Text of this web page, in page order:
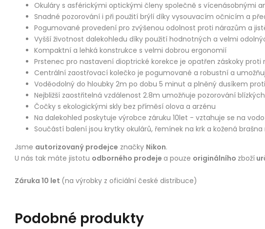
Okuláry s asférickými optickými členy společně s vícenásobnými
Snadné pozorování i při použití brýlí díky vysouvacím očnicím a
Pogumované provedení pro zvýšenou odolnost proti nárazům a
Vyšší životnost dalekohledu díky použití hodnotných a velmi
Kompaktní a lehká konstrukce s velmi dobrou ergonomií
Prstenec pro nastavení dioptrické korekce je opatřen záskoky
Centrální zaostřovací kolečko je pogumované a robustní a
Voděodolný do hloubky 2m po dobu 5 minut a plněný dusíkem
Nejbližší zaostřitelná vzdálenost 2.8m umožňuje pozorování
Čočky s ekologickými skly bez příměsí olova a arzénu
Na dalekohled poskytuje výrobce záruku 10let - vztahuje se na
Součástí balení jsou krytky okulárů, řemínek na krk a kožená brašna
Jsme autorizovaný prodejce značky Nikon.
U nás tak máte jistotu odborného prodeje a pouze originálního zboží
Záruka 10 let (na výrobky z oficiální české distribuce)
Podobné produkty